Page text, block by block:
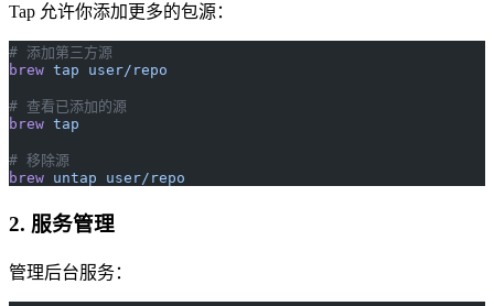
Tap 允许你添加更多的包源：
# 添加第三方源
brew tap user/repo
# 查看已添加的源
brew tap
# 移除源
brew untap user/repo
2. 服务管理
管理后台服务：